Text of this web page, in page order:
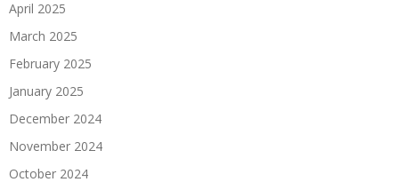
April 2025
March 2025
February 2025
January 2025
December 2024
November 2024
October 2024